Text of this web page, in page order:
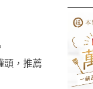
頭，推薦